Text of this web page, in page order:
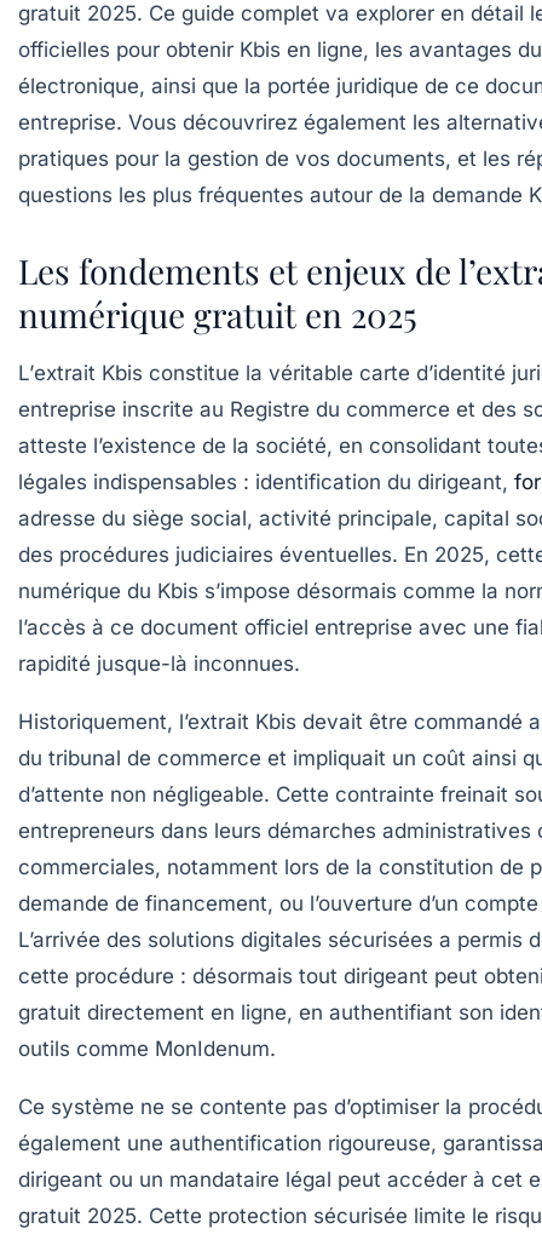
gratuit 2025. Ce guide complet va explorer en détail
officielles pour obtenir Kbis en ligne, les avantages
électronique, ainsi que la portée juridique de ce
entreprise. Vous découvrirez également les
pratiques pour la gestion de vos documents, et les
questions les plus fréquentes autour de la demande
Les fondements et enjeux de
numérique gratuit en 2025
L’extrait Kbis constitue la véritable carte d’identité
entreprise inscrite au Registre du commerce et des
atteste l’existence de la société, en consolidant
légales indispensables : identification du dirigeant,
adresse du siège social, activité principale, capital
des procédures judiciaires éventuelles. En 2025,
numérique du Kbis s’impose désormais comme la
l’accès à ce document officiel entreprise avec une
rapidité jusque-là inconnues.
Historiquement, l’extrait Kbis devait être commandé
du tribunal de commerce et impliquait un coût ainsi
d’attente non négligeable. Cette contrainte freinait
entrepreneurs dans leurs démarches administratives
commerciales, notamment lors de la constitution de
demande de financement, ou l’ouverture d’un
L’arrivée des solutions digitales sécurisées a permis
cette procédure : désormais tout dirigeant peut
gratuit directement en ligne, en authentifiant son
outils comme MonIdenum.
Ce système ne se contente pas d’optimiser la
également une authentification rigoureuse,
dirigeant ou un mandataire légal peut accéder à cet
gratuit 2025. Cette protection sécurisée limite le